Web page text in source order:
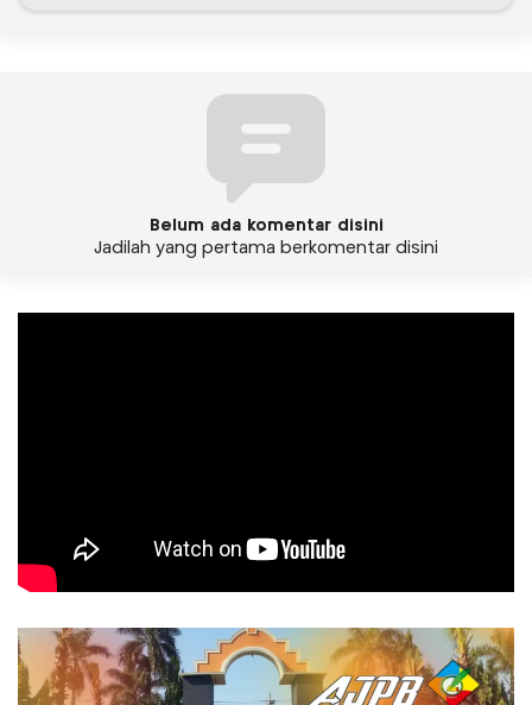
Belum ada komentar disini
Jadilah yang pertama berkomentar disini